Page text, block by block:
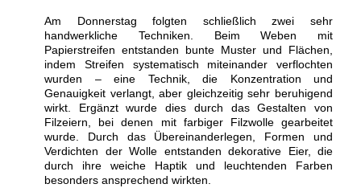
Am Donnerstag folgten schließlich zwei sehr
handwerkliche Techniken. Beim Weben mit
Papierstreifen entstanden bunte Muster und Flächen,
indem Streifen systematisch miteinander verflochten
wurden – eine Technik, die Konzentration und
Genauigkeit verlangt, aber gleichzeitig sehr beruhigend
wirkt. Ergänzt wurde dies durch das Gestalten von
Filzeiern, bei denen mit farbiger Filzwolle gearbeitet
wurde. Durch das Übereinanderlegen, Formen und
Verdichten der Wolle entstanden dekorative Eier, die
durch ihre weiche Haptik und leuchtenden Farben
besonders ansprechend wirkten.